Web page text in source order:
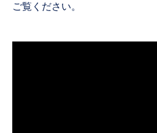
ご覧ください。